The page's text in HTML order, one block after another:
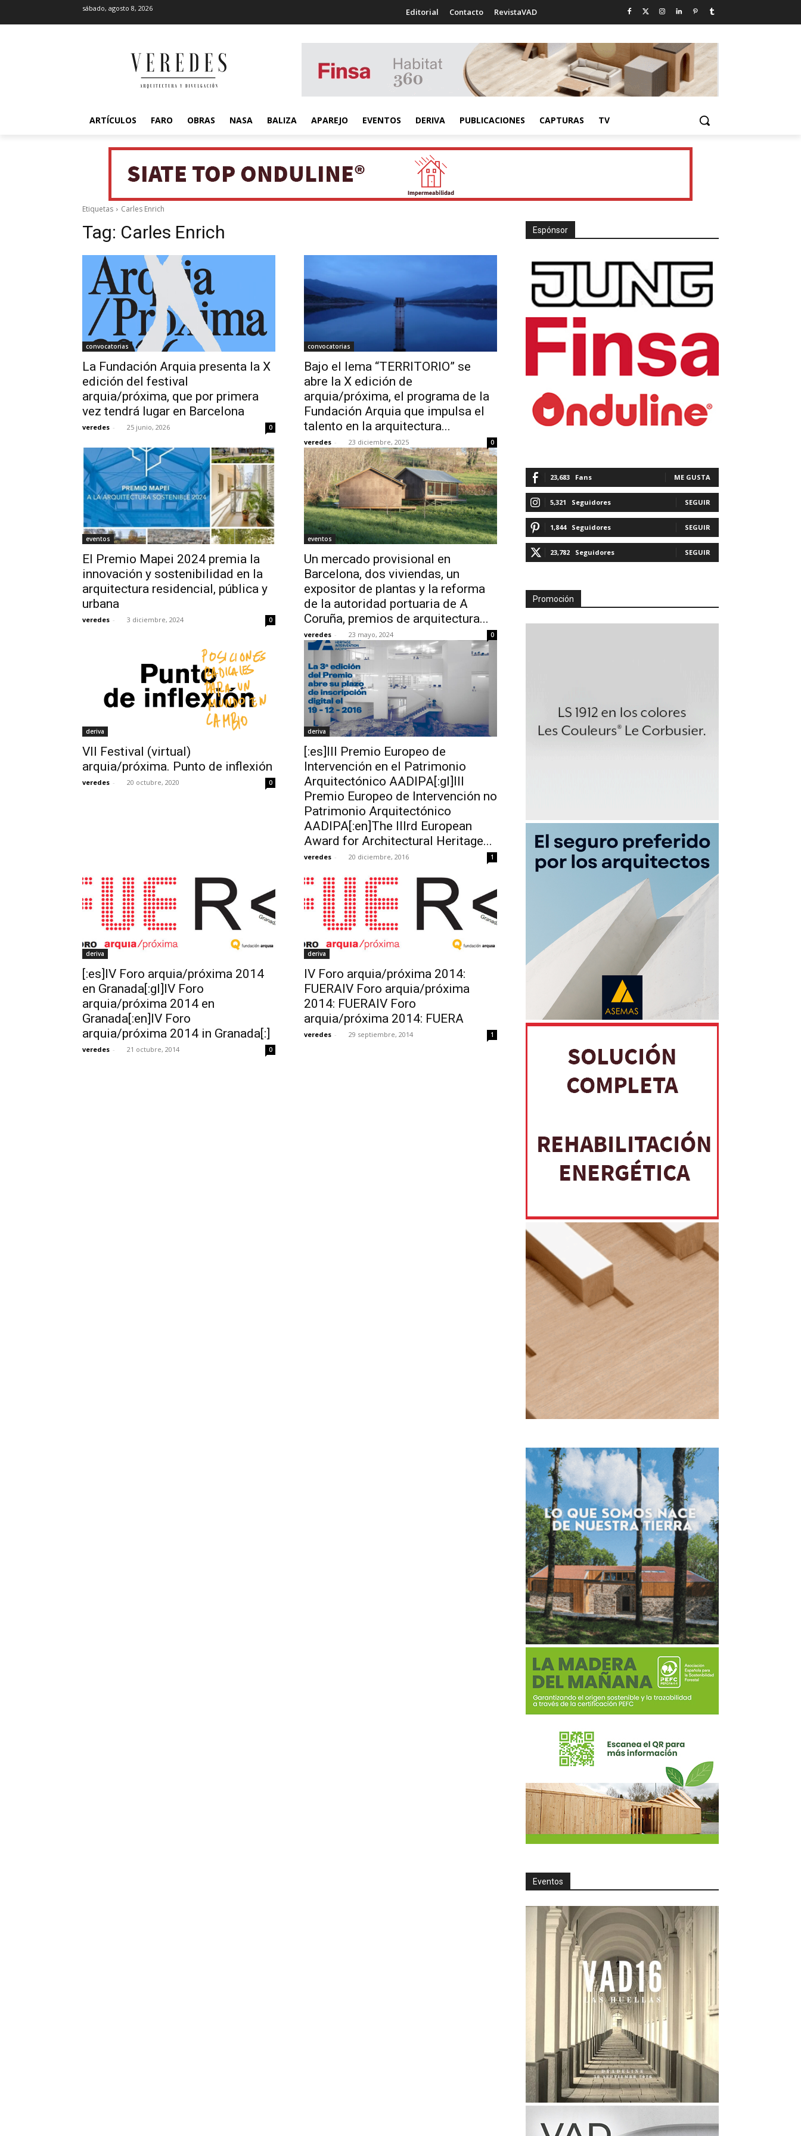
sábado, agosto 8, 2026 Editorial Contacto RevistaVAD
ARTÍCULOS FARO OBRAS NASA BALIZA APAREJO EVENTOS DERIVA PUBLICACIONES CAPTURAS TV
Etiquetas Carles Enrich
Tag: Carles Enrich
convocatorias
La Fundación Arquia presenta la X
edición del festival
arquia/próxima, que por primera
vez tendrá lugar en Barcelona
veredes - 25 junio, 2026 0
convocatorias
Bajo el lema “TERRITORIO” se
abre la X edición de
arquia/próxima, el programa de la
Fundación Arquia que impulsa el
talento en la arquitectura...
veredes - 23 diciembre, 2025 0
eventos
El Premio Mapei 2024 premia la
innovación y sostenibilidad en la
arquitectura residencial, pública y
urbana
veredes - 3 diciembre, 2024 0
eventos
Un mercado provisional en
Barcelona, dos viviendas, un
expositor de plantas y la reforma
de la autoridad portuaria de A
Coruña, premios de arquitectura...
veredes - 23 mayo, 2024 0
deriva
VII Festival (virtual)
arquia/próxima. Punto de inflexión
veredes - 20 octubre, 2020 0
deriva
[:es]III Premio Europeo de
Intervención en el Patrimonio
Arquitectónico AADIPA[:gl]III
Premio Europeo de Intervención no
Patrimonio Arquitectónico
AADIPA[:en]The IIIrd European
Award for Architectural Heritage...
veredes - 20 diciembre, 2016 1
deriva
[:es]IV Foro arquia/próxima 2014
en Granada[:gl]IV Foro
arquia/próxima 2014 en
Granada[:en]IV Foro
arquia/próxima 2014 in Granada[:]
veredes - 21 octubre, 2014 0
deriva
IV Foro arquia/próxima 2014:
FUERAIV Foro arquia/próxima
2014: FUERAIV Foro
arquia/próxima 2014: FUERA
veredes - 29 septiembre, 2014 1
Espónsor
23,683 Fans ME GUSTA
5,321 Seguidores SEGUIR
1,844 Seguidores SEGUIR
23,782 Seguidores SEGUIR
Promoción
Eventos